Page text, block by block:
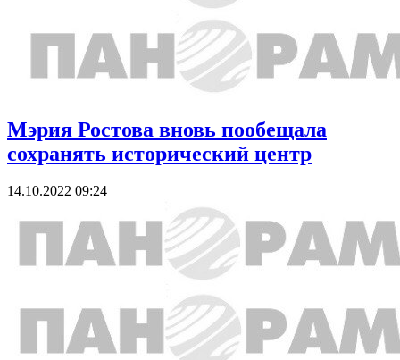
Мэрия Ростова вновь пообещала
сохранять исторический центр
14.10.2022 09:24